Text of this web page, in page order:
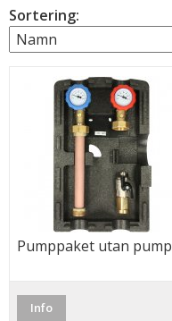
Sortering:
Pumppaket utan pump
Info